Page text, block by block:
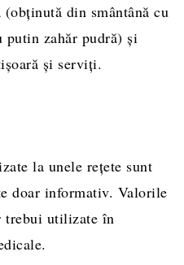
din smântână cu
putin zahăr pudră) și
și serviți.
la unele rețete sunt
doar informativ. Valorile
trebui utilizate în